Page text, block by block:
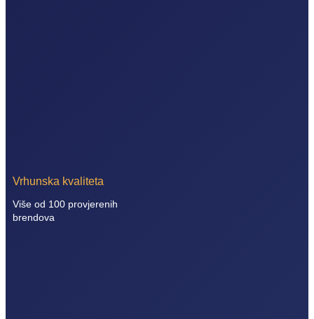
Vrhunska kvaliteta
Više od 100 provjerenih
brendova